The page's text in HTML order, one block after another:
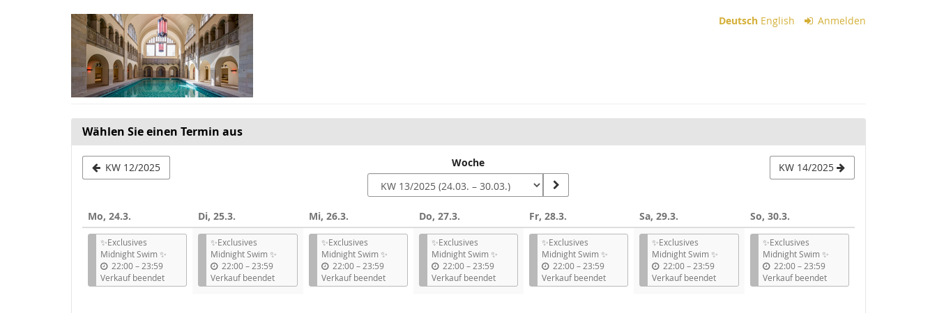
Deutsch English Anmelden
Wählen Sie einen Termin aus
KW 12/2025
auswählen
Woche KW 14/2025
Mo, 24.3.
✨Exclusives
Midnight Swim ✨
22:00–b
i
s
23:59
Verkauf beendet
Di, 25.3.
✨Exclusives
Midnight Swim ✨
22:00 –b
i
s
23:59
Verkauf beendet
Mi, 26.3.
✨Exclusives
Midnight Swim ✨
22:00 –b
i
s
23:59
Verkauf beendet
Do, 27.3.
✨Exclusives
Midnight Swim ✨
22:00–b
i
s
23:59
Verkauf beendet
Fr, 28.3.
✨Exclusives
Midnight Swim ✨
22:00–b
i
s
23:59
Verkauf beendet
Sa, 29.3.
✨Exclusives
Midnight Swim ✨
22:00 –b
i
s
23:59
Verkauf beendet
So, 30.3.
✨Exclusives
Midnight Swim ✨
22:00 –b
i
s
23:59
Verkauf beendet